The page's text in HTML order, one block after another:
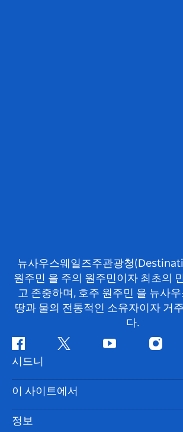
뉴사우스웨일즈주관광청
원주민 을 주의 원주민이자 최초의
고 존중하며, 호주 원주민 을 뉴사
땅과 물의 전통적인 소유자이자 거
다.
페
이
스
북
지
귀
다
유
브
인
타
램
시드니
문의하기
부인 성명
이 사이트에서
목적지
정보